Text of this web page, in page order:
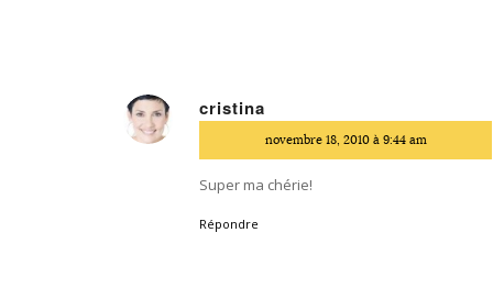
cristina
novembre 18, 2010 à 9:44 am
Super ma chérie!
Répondre